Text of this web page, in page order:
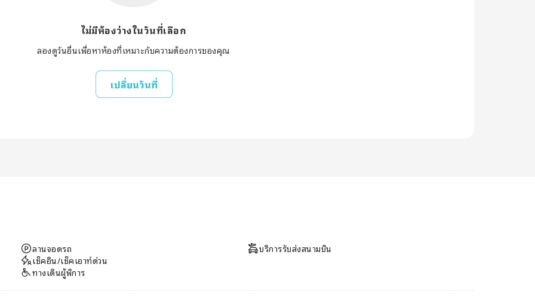
ไม่มีห้องว่างในวันที่เลือก
ลองดูวันอื่นเพื่อหาห้องที่เหมาะกับความต้องการของคุณ
เปลี่ยนวันที่
ลานจอดรถ
เช็คอิน/เช็คเอาท์ด่วน
ทางเดินผู้พิการ
บริการรับส่งสนามบิน